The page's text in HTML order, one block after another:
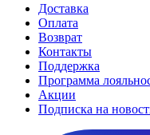
Доставка
Оплата
Возврат
Контакты
Поддержка
Программа
Акции
Подписка на